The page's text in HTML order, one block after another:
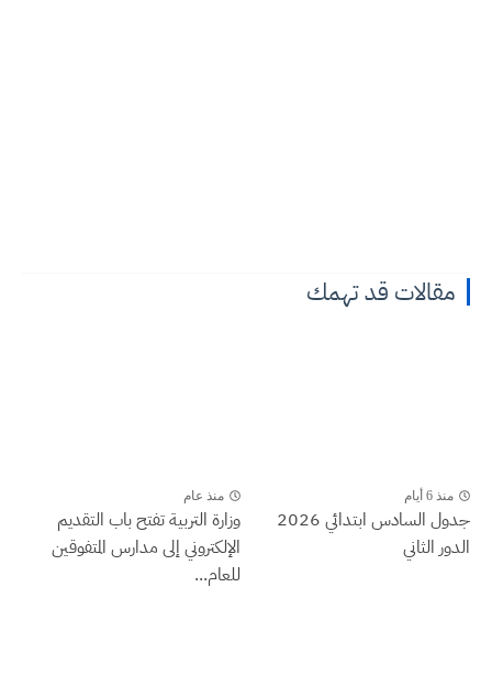
مقالات قد تهمك
منذ 6 أيام
جدول السادس ابتدائي 2026
الدور الثاني
منذ عام
وزارة التربية تفتح باب التقديم
الإلكتروني إلى مدارس المتفوقين
للعام...